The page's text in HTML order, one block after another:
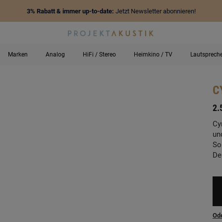
3% Rabatt & immer up-to-date: Jetzt Newsletter abonnieren!
Marken Analog HiFi / Stereo Heimkino / TV